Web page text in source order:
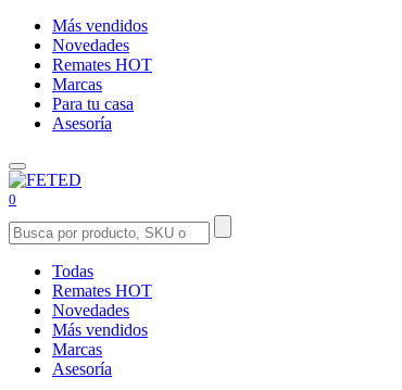
Más vendidos
Novedades
Remates HOT
Marcas
Para tu casa
Asesoría
0
Todas
Remates HOT
Novedades
Más vendidos
Marcas
Asesoría